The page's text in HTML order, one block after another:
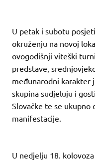
U petak i subotu
okruženju na novoj
ovogodišnji viteški
predstave,
međunarodni karakter
skupina sudjeluju i
Slovačke te se ukupno
manifestacije.
U nedjelju 18.